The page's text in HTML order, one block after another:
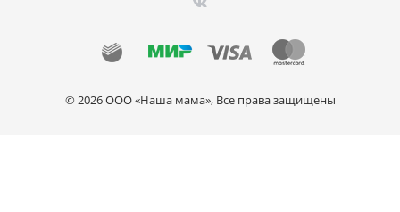
© 2026 ООО «Наша мама», Все права защищены